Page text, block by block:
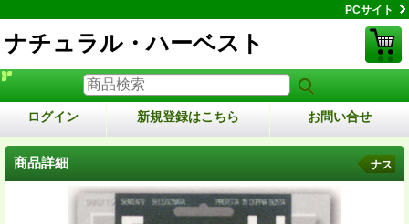
PCサイト
ナチュラル・ハーベスト
ログイン 新規登録はこちら お問い合せ
商品詳細 ナス